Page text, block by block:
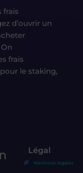
frais
d’ouvrir un
frais
le staking,
Légal
Mentions légales